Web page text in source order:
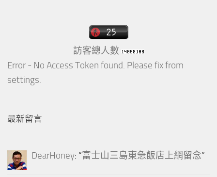
訪客總人數
Error - No Access Token found. Please fix from
settings.
最新留言
DearHoney: “富士山三島東急飯店上網留念”